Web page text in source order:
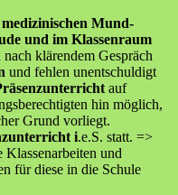
medizinischen Mund-
und im Klassenraum
nach klärendem Gespräch
und fehlen unentschuldigt
auf
hin möglich,
Grund vorliegt.
i.e.S. statt. =>
und
für diese in die Schule